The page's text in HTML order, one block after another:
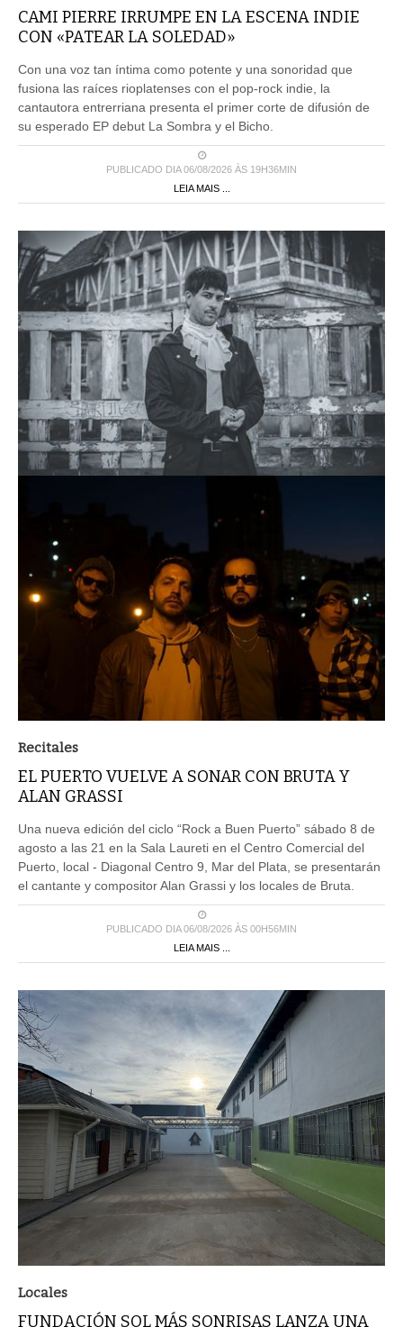
CAMI PIERRE IRRUMPE EN LA ESCENA INDIE
CON «PATEAR LA SOLEDAD»
Con una voz tan íntima como potente y una sonoridad que
fusiona las raíces rioplatenses con el pop-rock indie, la
cantautora entrerriana presenta el primer corte de difusión de
su esperado EP debut La Sombra y el Bicho.
PUBLICADO DIA 06/08/2026 ÀS 19H36MIN
LEIA MAIS ...
Recitales
EL PUERTO VUELVE A SONAR CON BRUTA Y
ALAN GRASSI
Una nueva edición del ciclo “Rock a Buen Puerto” sábado 8 de
agosto a las 21 en la Sala Laureti en el Centro Comercial del
Puerto, local - Diagonal Centro 9, Mar del Plata, se presentarán
el cantante y compositor Alan Grassi y los locales de Bruta.
PUBLICADO DIA 06/08/2026 ÀS 00H56MIN
LEIA MAIS ...
Locales
FUNDACIÓN SOL MÁS SONRISAS LANZA UNA